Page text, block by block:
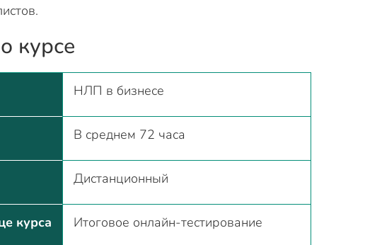
курсе
НЛП в бизнесе
В среднем 72 часа
Дистанционный
курса Итоговое онлайн-тестирование